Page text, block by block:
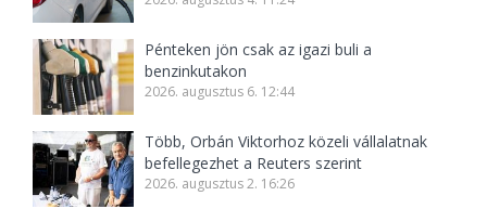
Pénteken jön csak az igazi buli a
benzinkutakon
2026. augusztus 6. 12:44
Több, Orbán Viktorhoz közeli vállalatnak
befellegezhet a Reuters szerint
2026. augusztus 2. 16:26